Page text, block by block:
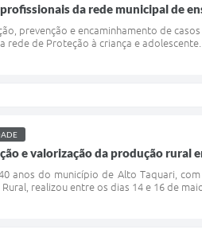
da rede municipal de
prevenção e encaminhamento de
de Proteção à criança e
e valorização da produção rural
anos do município de Alto Taquari,
realizou entre os dias 14 e 16 de